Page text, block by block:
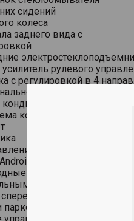
сидений
колеса
заднего вида с
рулевого
с регулировкой в 4
рулевое колесо
кондиционирования для
Auto/Apple CarPlay
руки" (Hands free) с
телефоном
1 USB-разъем сзади